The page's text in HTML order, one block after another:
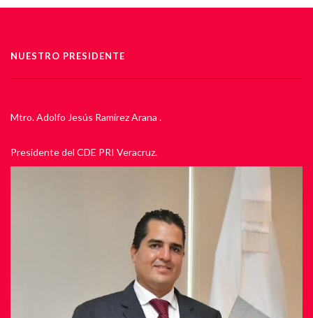
NUESTRO PRESIDENTE
Mtro. Adolfo Jesús Ramírez Arana .
Presidente del CDE PRI Veracruz.